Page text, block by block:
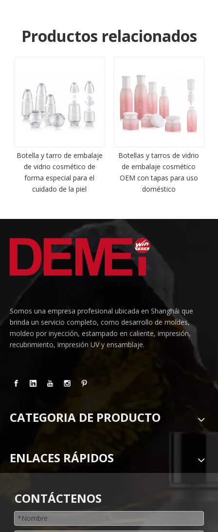
Productos relacionados
Botella y tarro de embalaje
de vidrio cosmético de
forma especial para el
cuidado de la piel
Botellas y tarros de vidrio
de embalaje cosmético
OEM con tapas para uso
doméstico
Somos una empresa profesional ubicada en Shanghái que
brinda un servicio completo, como desarrollo de moldes,
moldeo por inyección, estampado en caliente, impresión,
recubrimiento, impresión UV y ensamblaje.
CATEGORIA DE PRODUCTO
ENLACES RÁPIDOS
CONTÁCTENOS